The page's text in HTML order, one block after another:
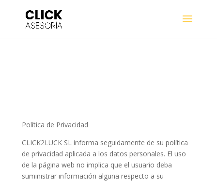
Política de Privacidad
CLICK2LUCK SL informa seguidamente de su política
de privacidad aplicada a los datos personales. El uso
de la página web no implica que el usuario deba
suministrar información alguna respecto a su